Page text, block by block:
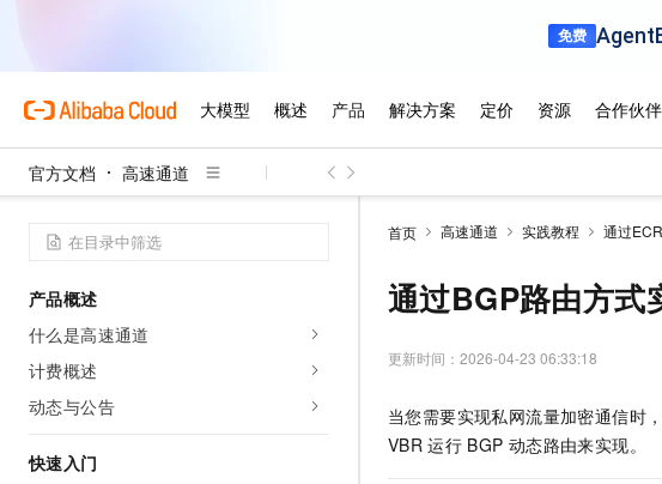
官方文档 高速通道
产品概述
什么是高速通道
计费概述
动态与公告
快速入门
首页 高速通道 实践教程 通过
通过BGP路由方式
更新时间： 2026-04-23 06:33:18
当您需要实现私网流量加密通信时
VBR 运行 BGP 动态路由来实现。